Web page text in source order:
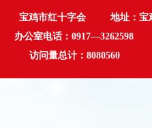
宝鸡市红十字会 地址：宝
办公室电话：
访问量总计： 8080560